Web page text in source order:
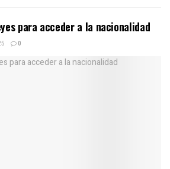
para acceder a la nacionalidad
0